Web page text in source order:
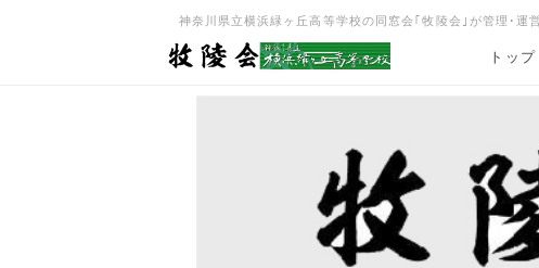
神奈川県立横浜緑ヶ丘高等学校の同窓会｢牧陵会｣が管理
トップ